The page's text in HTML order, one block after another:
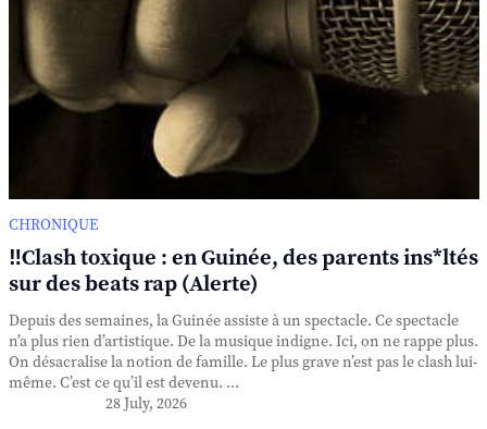
CHRONIQUE
‼️Clash toxique : en Guinée, des parents ins*ltés
sur des beats rap (Alerte)
Depuis des semaines, la Guinée assiste à un spectacle. Ce spectacle
n’a plus rien d’artistique. De la musique indigne. Ici, on ne rappe plus.
On désacralise la notion de famille. Le plus grave n’est pas le clash lui-
même. C’est ce qu’il est devenu. ...
28 July, 2026